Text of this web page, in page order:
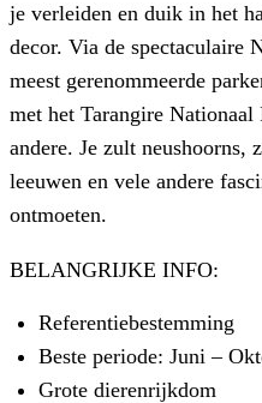
je verleiden en duik in het
decor. Via de spectaculaire
meest gerenommeerde
met het Tarangire
andere. Je zult neushoorns,
leeuwen en vele andere
ontmoeten.
BELANGRIJKE INFO:
Referentiebestemming
Beste periode: Juni –
Grote dierenrijkdom